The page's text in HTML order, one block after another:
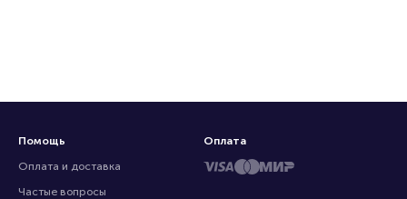
Помощь
Оплата и доставка
Частые вопросы
Оплата